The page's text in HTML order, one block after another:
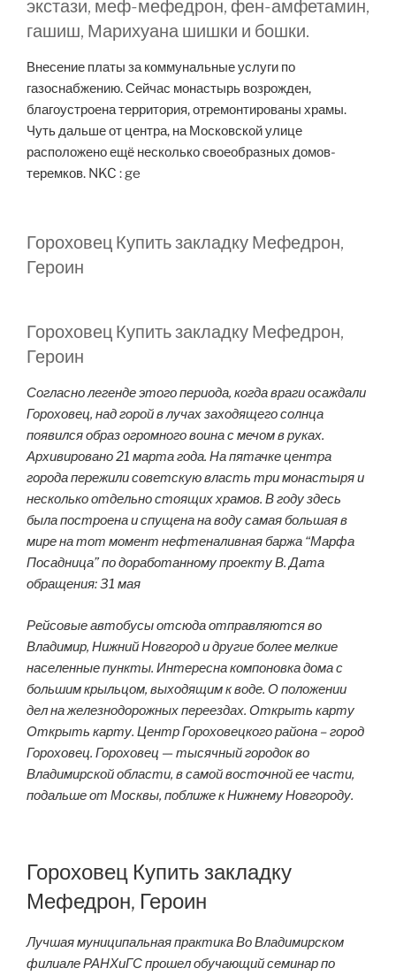
экстази, меф-мефедрон, фен-амфетамин,
гашиш, Марихуана шишки и бошки.
Внесение платы за коммунальные услуги по
газоснабжению. Сейчас монастырь возрожден,
благоустроена территория, отремонтированы храмы.
Чуть дальше от центра, на Московской улице
расположено ещё несколько своеобразных домов-
теремков. NKC : ge
Гороховец Купить закладку Мефедрон,
Героин
Гороховец Купить закладку Мефедрон,
Героин
Согласно легенде этого периода, когда враги осаждали
Гороховец, над горой в лучах заходящего солнца
появился образ огромного воина с мечом в руках.
Архивировано 21 марта года. На пятачке центра
города пережили советскую власть три монастыря и
несколько отдельно стоящих храмов. В году здесь
была построена и спущена на воду самая большая в
мире на тот момент нефтеналивная баржа “Марфа
Посадница” по доработанному проекту В. Дата
обращения: 31 мая
Рейсовые автобусы отсюда отправляются во
Владимир, Нижний Новгород и другие более мелкие
населенные пункты. Интересна компоновка дома с
большим крыльцом, выходящим к воде. О положении
дел на железнодорожных переездах. Открыть карту
Открыть карту. Центр Гороховецкого района – город
Гороховец. Гороховец — тысячный городок во
Владимирской области, в самой восточной ее части,
подальше от Москвы, поближе к Нижнему Новгороду.
Гороховец Купить закладку
Мефедрон, Героин
Лучшая муниципальная практика Во Владимирском
филиале РАНХиГС прошел обучающий семинар по